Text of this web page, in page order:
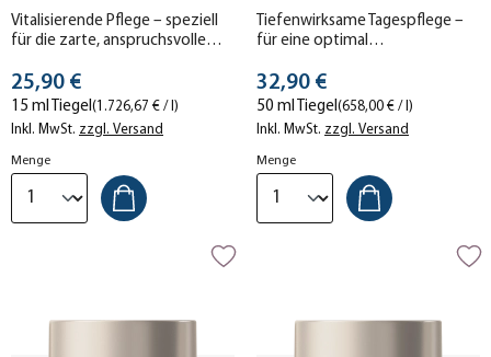
Vitalisierende Pflege – speziell
für die zarte, anspruchsvolle
Stückpreis
25,90 €
15 ml Tiegel(1.726,67 € / l)
Inkl. MwSt. zzgl. Versand
Menge
Tiefenwirksame Tagespflege –
für eine optimal
Stückpreis
32,90 €
50 ml Tiegel(658,00 € / l)
Inkl. MwSt. zzgl. Versand
Menge